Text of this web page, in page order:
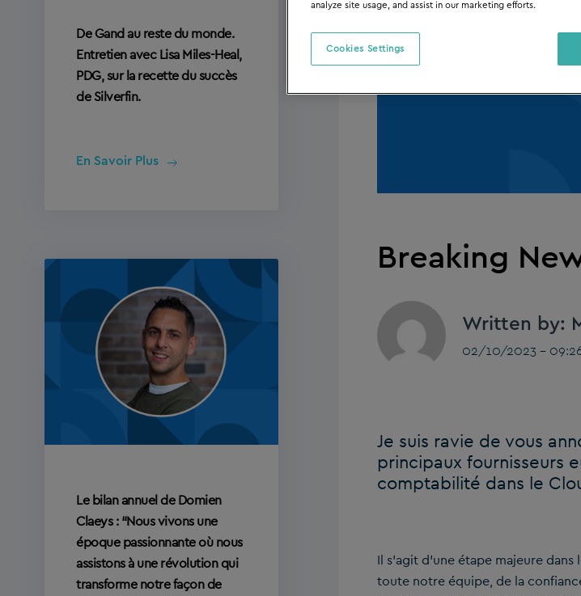
De Gand au reste du monde.
Entretien avec Lisa Miles-Heal,
PDG, sur la recette du succès
de Silverfin.
En Savoir Plus
Le bilan annuel de Domien
Claeys : “Nous vivons une
époque passionnante où nous
assistons à une révolution qui
transforme notre façon de
Breaking
Written by:
02/10/2023 -
Je suis ravie de vous
principaux fournisseurs
comptabilité dans le
Il s’agit d’une étape majeure
toute notre équipe, de la
analyze site usage, and assist in our marketing efforts.
Cookies Settings